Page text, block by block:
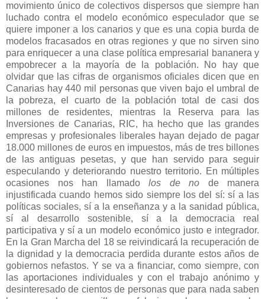
movimiento único de colectivos dispersos que siempre han
luchado contra el modelo económico especulador que se
quiere imponer a los canarios y que es una copia burda de
modelos fracasados en otras regiones y que no sirven sino
para enriquecer a una clase política empresarial bananera y
empobrecer a la mayoría de la población. No hay que
olvidar que las cifras de organismos oficiales dicen que en
Canarias hay 440 mil personas que viven bajo el umbral de
la pobreza, el cuarto de la población total de casi dos
millones de residentes, mientras
la Reserva para las
Inversiones de Canarias, RIC, ha hecho que las grandes
empresas y profesionales liberales hayan dejado de pagar
18.000 millones de euros en impuestos, más de tres billones
de las antiguas pesetas, y que han servido para seguir
especulando y deteriorando nuestro territorio. En múltiples
ocasiones nos han llamado los de no de manera
injustificada cuando hemos sido siempre los del sí: sí a las
políticas sociales, sí a la enseñanza y a la sanidad pública,
sí al desarrollo sostenible, sí a la democracia real
participativa y sí a un modelo económico justo e integrador.
En la Gran Marcha del 18 se reivindicará la recuperación de
la dignidad y la democracia perdida durante estos años de
gobiernos nefastos. Y se va a financiar, como siempre, con
las aportaciones individuales y con el trabajo anónimo y
desinteresado de cientos de personas que para nada saben